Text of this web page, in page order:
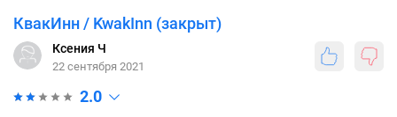
КвакИнн / KwakInn (закрыт)
Ксения Ч
22 сентября 2021
2.0